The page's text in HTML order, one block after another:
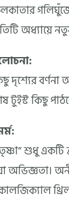
গলিঘুঁজে
অধ্যায়ে
দৃশ্যের বর্ণনা
টুইস্ট কিছু
শুধু একটি
অভিজ্ঞতা।